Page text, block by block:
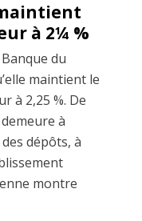
à 2¼ %
du
maintient le
à 2,25 %. De
à
dépôts, à
montre